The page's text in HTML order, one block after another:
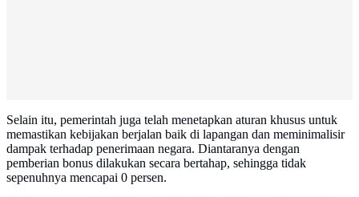
Selain itu, pemerintah juga telah menetapkan aturan khusus untuk
memastikan kebijakan berjalan baik di lapangan dan meminimalisir
dampak terhadap penerimaan negara. Diantaranya dengan
pemberian bonus dilakukan secara bertahap, sehingga tidak
sepenuhnya mencapai 0 persen.